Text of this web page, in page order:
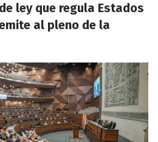
ley que regula Estados
al pleno de la